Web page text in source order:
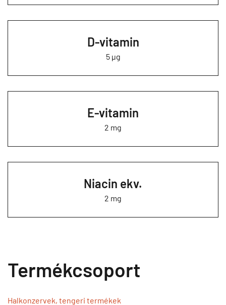
D-vitamin
5 µg
E-vitamin
2 mg
Niacin ekv.
2 mg
Termékcsoport
Halkonzervek, tengeri termékek